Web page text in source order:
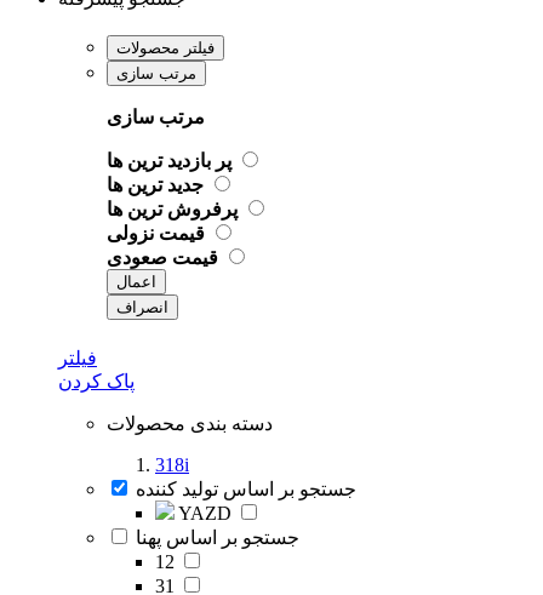
فیلتر محصولات
مرتب سازی
مرتب سازی
پر بازدید ترین ها
جدید ترین ها
پرفروش ترین ها
قیمت نزولی
قیمت صعودی
اعمال
انصراف
فیلتر
پاک کردن
دسته بندی محصولات
318i
جستجو بر اساس تولید کننده
YAZD
جستجو بر اساس پهنا
12
31